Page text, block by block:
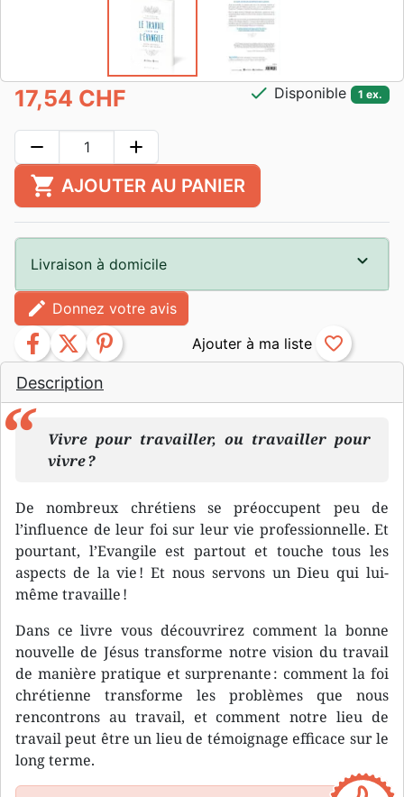
Description
Vivre pour travailler, ou travailler pour
vivre ?
De nombreux chrétiens se préoccupent peu de
l’influence de leur foi sur leur vie professionnelle. Et
pourtant, l’Evangile est partout et touche tous les
aspects de la vie ! Et nous servons un Dieu qui lui-
même travaille !
Dans ce livre vous découvrirez comment la bonne
nouvelle de Jésus transforme notre vision du travail
de manière pratique et surprenante : comment la foi
chrétienne transforme les problèmes que nous
rencontrons au travail, et comment notre lieu de
travail peut être un lieu de témoignage efficace sur le
long terme.
17,54 CHF check Disponible 1 ex.
remove add
shopping_cart AJOUTER AU PANIER
Livraison à domicile
edit Donnez votre avis
facebook twitter pinterest favorite_border